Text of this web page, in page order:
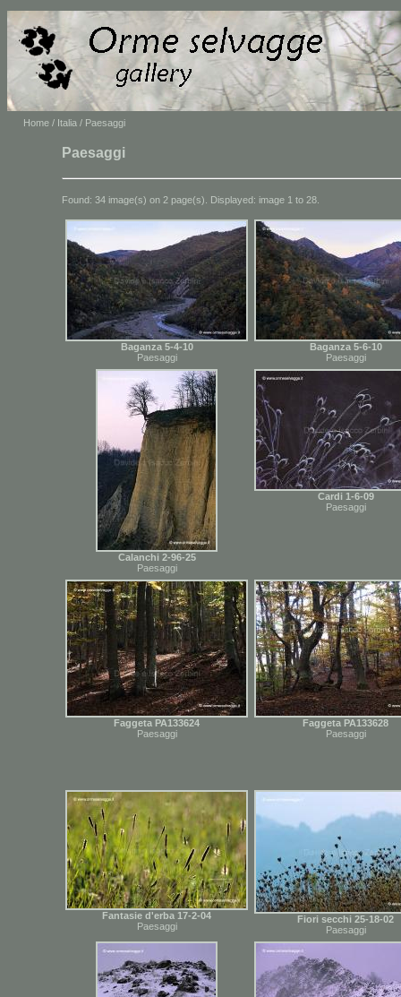
Home / Italia / Paesaggi
Paesaggi
Found: 34 image(s) on 2 page(s). Displayed: image 1 to 28.
Baganza 5-4-10
Paesaggi
Baganza 5-6-10
Paesaggi
Calanchi 2-96-25
Paesaggi
Cardi 1-6-09
Paesaggi
Faggeta PA133624
Paesaggi
Faggeta PA133628
Paesaggi
Fantasie d'erba 17-2-04
Paesaggi
Fiori secchi 25-18-02
Paesaggi